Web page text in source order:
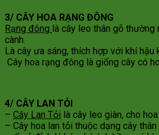
3/ CÂY HOA RẠNG ĐÔNG
Rạng đông là cây leo thân gỗ thường
cành.
Là cây ưa sáng, thích hợp với khí
Cây hoa rạng đông là giống cây có
4/ CÂY LAN TỎI
– Cây Lan Tỏi là cây leo giàn, cho
– Cây hoa lan tỏi thuộc dạng cây